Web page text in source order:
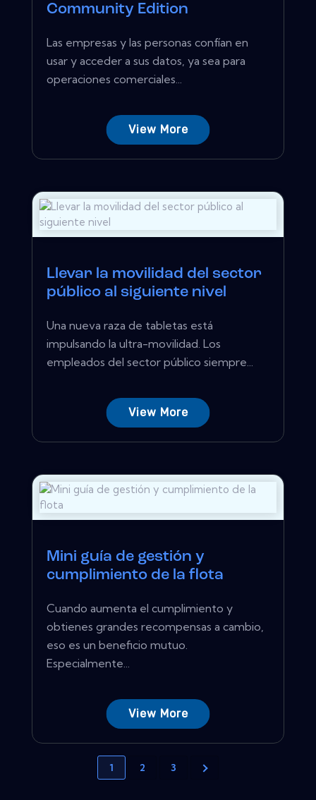
Community Edition
Las empresas y las personas confían en
usar y acceder a sus datos, ya sea para
operaciones comerciales...
View More
Llevar la movilidad del sector
público al siguiente nivel
Una nueva raza de tabletas está
impulsando la ultra-movilidad. Los
empleados del sector público siempre...
View More
Mini guía de gestión y
cumplimiento de la flota
Cuando aumenta el cumplimiento y
obtienes grandes recompensas a cambio,
eso es un beneficio mutuo.
Especialmente...
View More
1 2 3